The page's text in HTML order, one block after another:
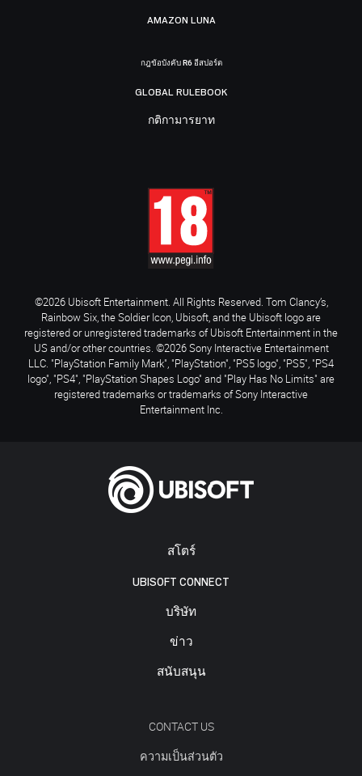
สโตร์
UBISOFT CONNECT
บริษัท
ข่าว
สนับสนุน
CONTACT US
ความเป็นส่วนตัว
AMAZON LUNA
กฎข้อบังคับ R6 อีสปอร์ต
GLOBAL RULEBOOK
กติกามารยาท
©2026 Ubisoft Entertainment. All Rights Reserved. Tom Clancy’s,
Rainbow Six, the Soldier Icon, Ubisoft, and the Ubisoft logo are
registered or unregistered trademarks of Ubisoft Entertainment in the
US and/or other countries. ©2026 Sony Interactive Entertainment
LLC. "PlayStation Family Mark", "PlayStation", "PS5 logo", "PS5", "PS4
logo", "PS4", "PlayStation Shapes Logo" and "Play Has No Limits" are
registered trademarks or trademarks of Sony Interactive
Entertainment Inc.